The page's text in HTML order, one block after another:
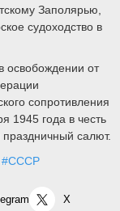
Заполярью,
судоходство в
освобождении от
сопротивления
1945 года в честь
салют.
#СССР
X